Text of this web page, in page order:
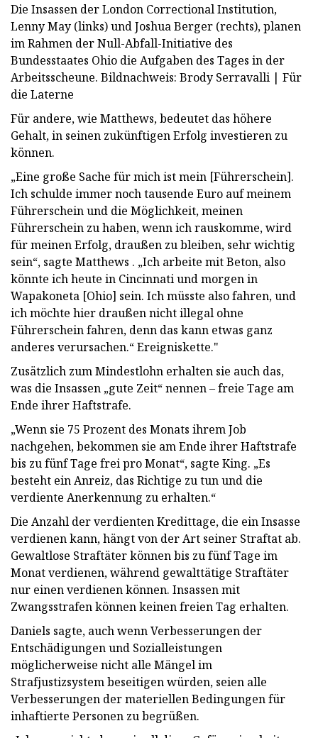
Die Insassen der London Correctional Institution,
Lenny May (links) und Joshua Berger (rechts), planen
im Rahmen der Null-Abfall-Initiative des
Bundesstaates Ohio die Aufgaben des Tages in der
Arbeitsscheune. Bildnachweis: Brody Serravalli | Für
die Laterne
Für andere, wie Matthews, bedeutet das höhere
Gehalt, in seinen zukünftigen Erfolg investieren zu
können.
„Eine große Sache für mich ist mein [Führerschein].
Ich schulde immer noch tausende Euro auf meinem
Führerschein und die Möglichkeit, meinen
Führerschein zu haben, wenn ich rauskomme, wird
für meinen Erfolg, draußen zu bleiben, sehr wichtig
sein“, sagte Matthews . „Ich arbeite mit Beton, also
könnte ich heute in Cincinnati und morgen in
Wapakoneta [Ohio] sein. Ich müsste also fahren, und
ich möchte hier draußen nicht illegal ohne
Führerschein fahren, denn das kann etwas ganz
anderes verursachen.“ Ereigniskette."
Zusätzlich zum Mindestlohn erhalten sie auch das,
was die Insassen „gute Zeit“ nennen – freie Tage am
Ende ihrer Haftstrafe.
„Wenn sie 75 Prozent des Monats ihrem Job
nachgehen, bekommen sie am Ende ihrer Haftstrafe
bis zu fünf Tage frei pro Monat“, sagte King. „Es
besteht ein Anreiz, das Richtige zu tun und die
verdiente Anerkennung zu erhalten.“
Die Anzahl der verdienten Kredittage, die ein Insasse
verdienen kann, hängt von der Art seiner Straftat ab.
Gewaltlose Straftäter können bis zu fünf Tage im
Monat verdienen, während gewalttätige Straftäter
nur einen verdienen können. Insassen mit
Zwangsstrafen können keinen freien Tag erhalten.
Daniels sagte, auch wenn Verbesserungen der
Entschädigungen und Sozialleistungen
möglicherweise nicht alle Mängel im
Strafjustizsystem beseitigen würden, seien alle
Verbesserungen der materiellen Bedingungen für
inhaftierte Personen zu begrüßen.